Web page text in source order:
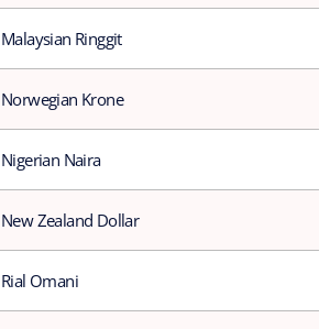
Malaysian Ringgit
Norwegian Krone
Nigerian Naira
New Zealand Dollar
Rial Omani